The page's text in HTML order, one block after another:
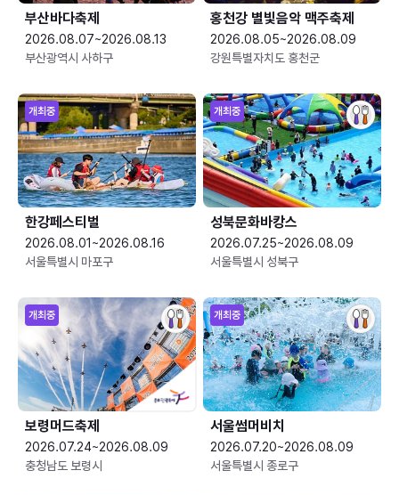
부산바다축제
2026.08.07~2026.08.13
부산광역시 사하구
홍천강 별빛음악 맥주축제
2026.08.05~2026.08.09
강원특별자치도 홍천군
개최중
한강페스티벌
2026.08.01~2026.08.16
서울특별시 마포구
개최중
성북문화바캉스
2026.07.25~2026.08.09
서울특별시 성북구
개최중
보령머드축제
2026.07.24~2026.08.09
충청남도 보령시
개최중
서울썸머비치
2026.07.20~2026.08.09
서울특별시 종로구